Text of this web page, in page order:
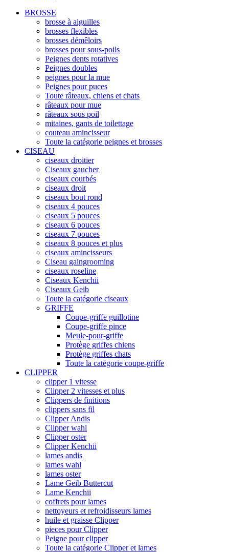
BROSSE
brosse à aiguilles
brosses flexibles
brosses démêloirs
brosses pour sous-poils
Peignes dents rotatives
Peignes doubles
peignes pour la mue
Peignes pour puces
Toute râteaux, chiens et chats
râteaux pour mue
râteaux sous poil
mitaines, gants de toilettage
couteau amincisseur
Toute la catégorie peignes et brosses
CISEAU
ciseaux droitier
Ciseaux gaucher
ciseaux courbés
ciseaux droit
ciseaux bout rond
ciseaux 4 pouces
ciseaux 5 pouces
ciseaux 6 pouces
ciseaux 7 pouces
ciseaux 8 pouces et plus
ciseaux amincisseurs
Ciseau gaingrooming
ciseaux roseline
Ciseaux Kenchii
Ciseaux Geib
Toute la catégorie ciseaux
GRIFFE
Coupe-griffe guillotine
Coupe-griffe pince
Meule-pour-griffe
Protège griffes chiens
Protège griffes chats
Toute la catégorie coupe-griffe
CLIPPER
clipper 1 vitesse
Clipper 2 vitesses et plus
Clippers de finitions
clippers sans fil
Clipper Andis
Clipper wahl
Clipper oster
Clipper Kenchii
lames andis
lames wahl
lames oster
Lame Geib Buttercut
Lame Kenchii
coffrets pour lames
nettoyeurs et refroidisseurs lames
huile et graisse Clipper
pieces pour Clipper
Peigne pour clipper
Toute la catégorie Clipper et lames